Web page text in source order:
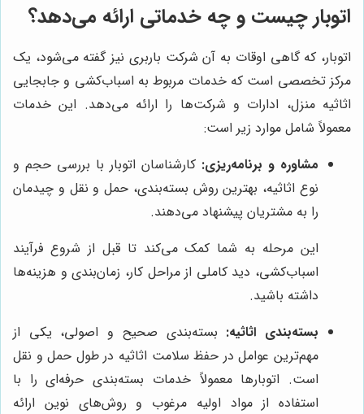
اتوبار چیست و چه خدماتی ارائه می‌دهد؟
اتوبار، که گاهی اوقات به آن شرکت باربری نیز گفته می‌شود، یک
مرکز تخصصی است که خدمات مربوط به اسباب‌کشی و جابجایی
اثاثیه منزل، ادارات و شرکت‌ها را ارائه می‌دهد. این خدمات
معمولاً شامل موارد زیر است:
مشاوره و برنامه‌ریزی: کارشناسان اتوبار با بررسی حجم و
نوع اثاثیه، بهترین روش بسته‌بندی، حمل و نقل و چیدمان
را به مشتریان پیشنهاد می‌دهند.
این مرحله به شما کمک می‌کند تا قبل از شروع فرآیند
اسباب‌کشی، دید کاملی از مراحل کار، زمان‌بندی و هزینه‌ها
داشته باشید.
بسته‌بندی اثاثیه: بسته‌بندی صحیح و اصولی، یکی از
مهم‌ترین عوامل در حفظ سلامت اثاثیه در طول حمل و نقل
است. اتوبارها معمولاً خدمات بسته‌بندی حرفه‌ای را با
استفاده از مواد اولیه مرغوب و روش‌های نوین ارائه